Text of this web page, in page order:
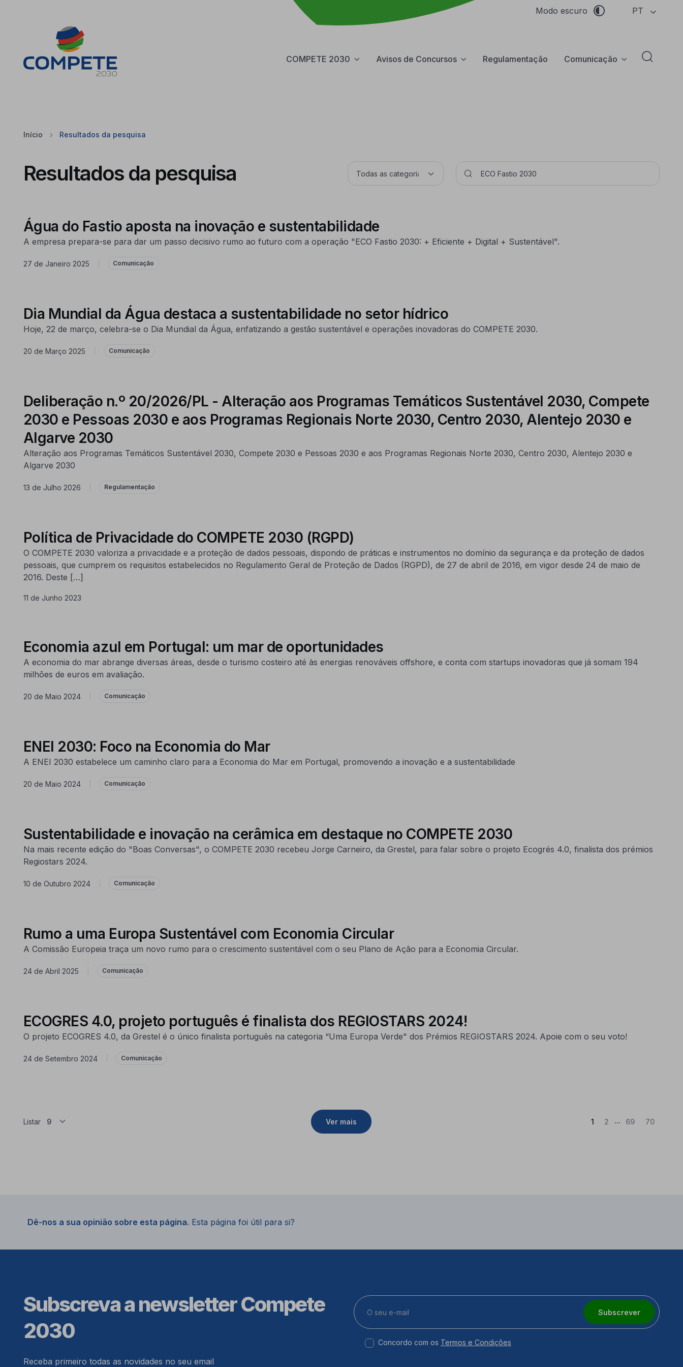
Modo escuro PT
COMPETE 2030 Avisos de Concursos Regulamentação Comunicação Abrir
Início Resultados da pesquisa
Resultados da pesquisa
Água do Fastio aposta na inovação e sustentabilidade
A empresa prepara-se para dar um passo decisivo rumo ao futuro com a operação "ECO Fastio 2030: + Eficiente + Digital + Sustentável".
27 de Janeiro 2025 Comunicação
Dia Mundial da Água destaca a sustentabilidade no setor hídrico
Hoje, 22 de março, celebra-se o Dia Mundial da Água, enfatizando a gestão sustentável e operações inovadoras do COMPETE 2030.
20 de Março 2025 Comunicação
Deliberação n.º 20/2026/PL - Alteração aos Programas Temáticos Sustentável 2030, Compete
2030 e Pessoas 2030 e aos Programas Regionais Norte 2030, Centro 2030, Alentejo 2030 e
Algarve 2030
Alteração aos Programas Temáticos Sustentável 2030, Compete 2030 e Pessoas 2030 e aos Programas Regionais Norte 2030, Centro 2030, Alentejo 2030 e
Algarve 2030
13 de Julho 2026 Regulamentação
Política de Privacidade do COMPETE 2030 (RGPD)
O COMPETE 2030 valoriza a privacidade e a proteção de dados pessoais, dispondo de práticas e instrumentos no domínio da segurança e da proteção de dados
pessoais, que cumprem os requisitos estabelecidos no Regulamento Geral de Proteção de Dados (RGPD), de 27 de abril de 2016, em vigor desde 24 de maio de
2016. Deste […]
11 de Junho 2023
Economia azul em Portugal: um mar de oportunidades
A economia do mar abrange diversas áreas, desde o turismo costeiro até às energias renováveis offshore, e conta com startups inovadoras que já somam 194
milhões de euros em avaliação.
20 de Maio 2024 Comunicação
ENEI 2030: Foco na Economia do Mar
A ENEI 2030 estabelece um caminho claro para a Economia do Mar em Portugal, promovendo a inovação e a sustentabilidade
20 de Maio 2024 Comunicação
Sustentabilidade e inovação na cerâmica em destaque no COMPETE 2030
Na mais recente edição do "Boas Conversas", o COMPETE 2030 recebeu Jorge Carneiro, da Grestel, para falar sobre o projeto Ecogrés 4.0, finalista dos prémios
Regiostars 2024.
10 de Outubro 2024 Comunicação
Rumo a uma Europa Sustentável com Economia Circular
A Comissão Europeia traça um novo rumo para o crescimento sustentável com o seu Plano de Ação para a Economia Circular.
24 de Abril 2025 Comunicação
ECOGRES 4.0, projeto português é finalista dos REGIOSTARS 2024!
O projeto ECOGRES 4.0, da Grestel é o único finalista português na categoria “Uma Europa Verde" dos Prémios REGIOSTARS 2024. Apoie com o seu voto!
24 de Setembro 2024 Comunicação
Listar Ver mais 1(Atual)
2 ... 69 70
Dê-nos a sua opinião sobre esta página. Esta página foi útil para si?
Subscreva a newsletter Compete
2030
Receba primeiro todas as novidades no seu email
Subscrever
Concordo com os Termos e Condições